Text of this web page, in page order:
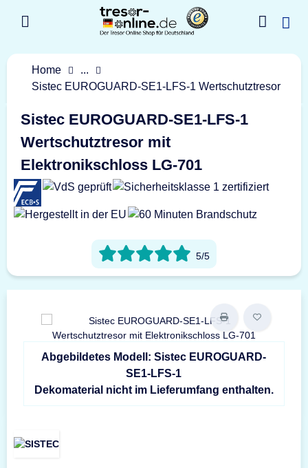
Home
...
Sistec EUROGUARD-SE1-LFS-1 Wertschutztresor
Sistec EUROGUARD-SE1-LFS-1
Wertschutztresor mit
Elektronikschloss LG-701
5/5
Abgebildetes Modell: Sistec EUROGUARD-
SE1-LFS-1
Dekomaterial nicht im Lieferumfang enthalten.